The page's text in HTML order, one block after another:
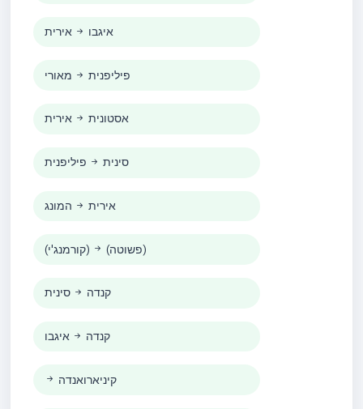
איגבו אירית
פיליפנית מאורי
אסטונית אירית
סינית פיליפנית
אירית המונג
(קורמנג'י) (פשוטה)
קנדה סינית
קנדה איגבו
קיניארואנדה